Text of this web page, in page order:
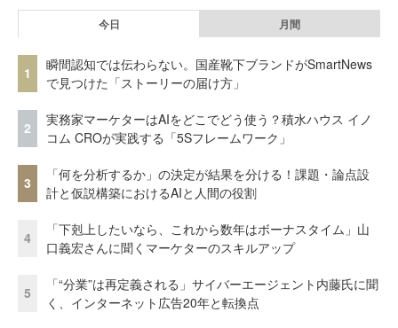
今日 月間
1
瞬間認知では伝わらない。国産靴下ブランドがSmartNews
で見つけた「ストーリーの届け方」
2
実務家マーケターはAIをどこでどう使う？積水ハウス イノ
コム CROが実践する「5Sフレームワーク」
3
「何を分析するか」の決定が結果を分ける！課題・論点設
計と仮説構築におけるAIと人間の役割
4
「下剋上したいなら、これから数年はボーナスタイム」山
口義宏さんに聞くマーケターのスキルアップ
5
「“分業”は再定義される」サイバーエージェント内藤氏に聞
く、インターネット広告20年と転換点